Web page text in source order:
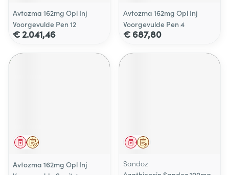
Avtozma 162mg Opl Inj
Voorgevulde Pen 12
€ 2.041,46
Avtozma 162mg Opl Inj
Voorgevulde Pen 4
€ 687,80
Op voorschrift
Geneesmiddel
Avtozma 162mg Opl Inj
Op voorschrift
Geneesmiddel
Sandoz